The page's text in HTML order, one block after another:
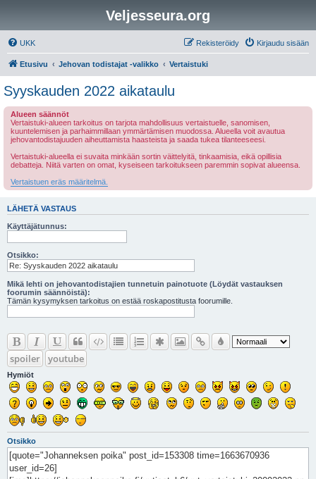
Veljesseura.org
UKK Kirjaudu sisään
Rekisteröidy
Etusivu Jehovan todistajat -valikko Vertaistuki
Syyskauden 2022 aikataulu
Alueen säännöt
Vertaistuki-alueen tarkoitus on tarjota mahdollisuus vertaistuelle, sanomisen,
kuuntelemisen ja parhaimmillaan ymmärtämisen muodossa. Alueella voit avautua
jehovantodistajuuden aiheuttamista haasteista ja saada tukea tilanteeseesi.
Vertaistuki-alueella ei suvaita minkään sortin väittelyitä, tinkaamisia, eikä opillisia
debatteja. Niitä varten on omat, kyseiseen tarkoitukseen paremmin sopivat alueensa.
Vertaistuen eräs määritelmä.
LÄHETÄ VASTAUS
Käyttäjätunnus:
Otsikko:
Mikä lehti on jehovantodistajien tunnetuin painotuote (Löydät vastauksen
foorumin säännöistä):
Tämän kysymyksen tarkoitus on estää roskapostitusta foorumille.
spoiler youtube
Hymiöt
Otsikko